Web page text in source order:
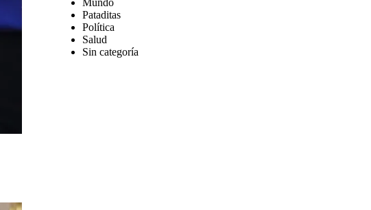
Mundo
Pataditas
Política
Salud
Sin categoría